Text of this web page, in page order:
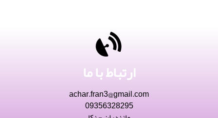
ارتباط با ما
achar.fran3@gmail.com
09356328295